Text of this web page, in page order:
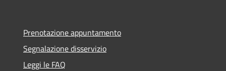
Prenotazione appuntamento
Segnalazione disservizio
Leggi le FAQ